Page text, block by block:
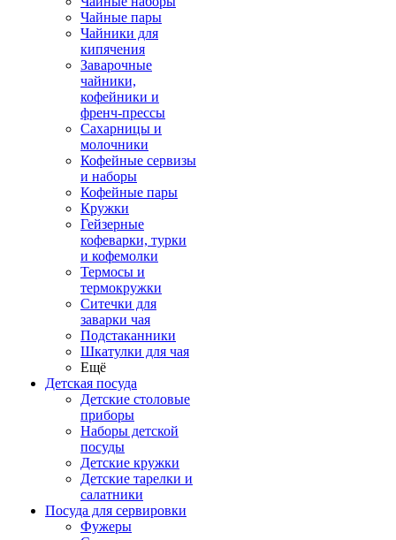
Чайные пары
Чайники для
кипячения
Заварочные
чайники,
кофейники и
френч-прессы
Сахарницы и
молочники
Кофейные сервизы
и наборы
Кофейные пары
Кружки
Гейзерные
кофеварки, турки
и кофемолки
Термосы и
термокружки
Ситечки для
заварки чая
Подстаканники
Шкатулки для чая
Ещё
Детская посуда
Детские столовые
приборы
Наборы детской
посуды
Детские кружки
Детские тарелки и
салатники
Посуда для сервировки
Фужеры